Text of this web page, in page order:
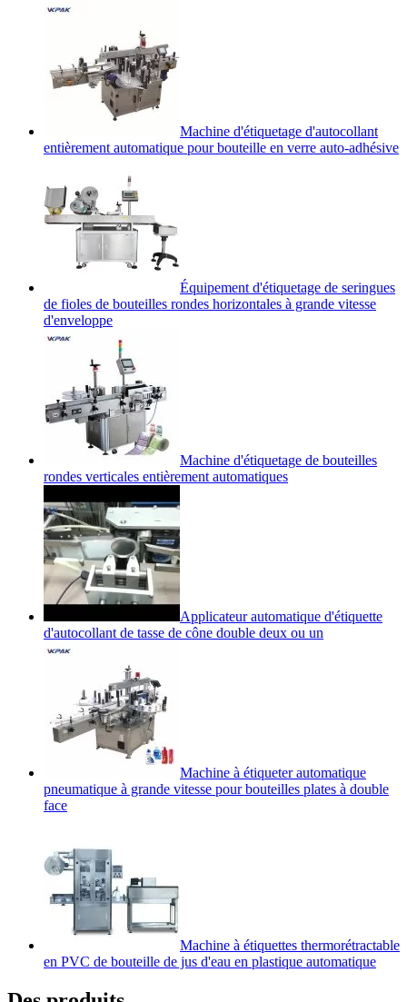
Machine d'étiquetage d'autocollant
entièrement automatique pour bouteille en verre auto-adhésive
Équipement d'étiquetage de seringues
de fioles de bouteilles rondes horizontales à grande vitesse
d'enveloppe
Machine d'étiquetage de bouteilles
rondes verticales entièrement automatiques
Applicateur automatique d'étiquette
d'autocollant de tasse de cône double deux ou un
Machine à étiqueter automatique
pneumatique à grande vitesse pour bouteilles plates à double
face
Machine à étiquettes thermorétractable
en PVC de bouteille de jus d'eau en plastique automatique